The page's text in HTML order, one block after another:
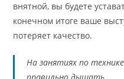
внятной, вы будете
конечном итоге ваше
потеряет качество.
На занятиях по